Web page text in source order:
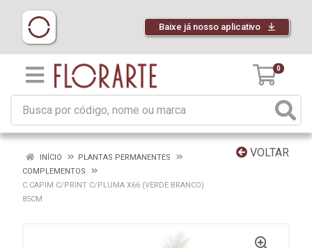
Baixe já nosso aplicativo
0
VOLTAR
INÍCIO
PLANTAS PERMANENTES
COMPLEMENTOS
C.CAPIM C/PRINT C/PLUMA X66 (VERDE BRANCO)
85CM